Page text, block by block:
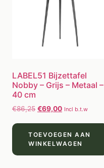
LABEL51 Bijzettafel
Nobby – Grijs – Metaal –
40 cm
€86,25 €69,00 Incl b.t.w
TOEVOEGEN AAN
WINKELWAGEN